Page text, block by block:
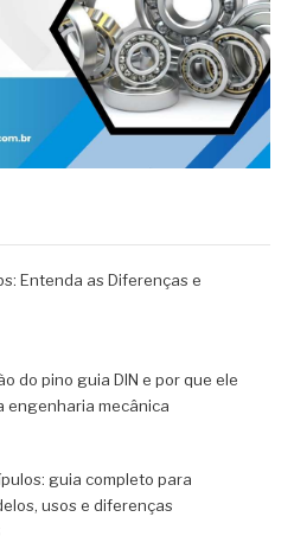
Entenda as Diferenças e
do pino guia DIN e por que ele
engenharia mecânica
guia completo para
usos e diferenças